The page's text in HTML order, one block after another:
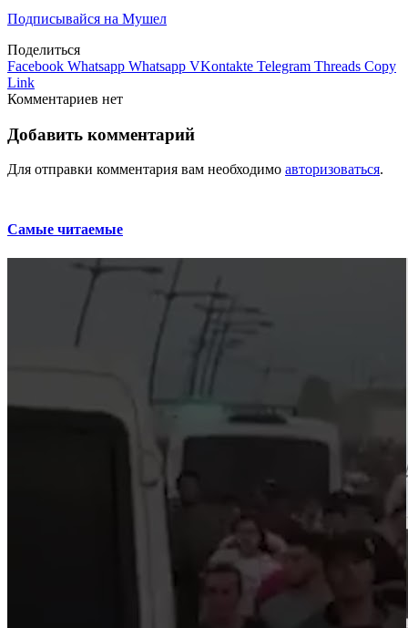
Подписывайся на Мушел
Поделиться
Facebook Whatsapp Whatsapp VKontakte Telegram Threads Copy
Link
Комментариев нет
Добавить комментарий
Для отправки комментария вам необходимо авторизоваться.
Самые читаемые